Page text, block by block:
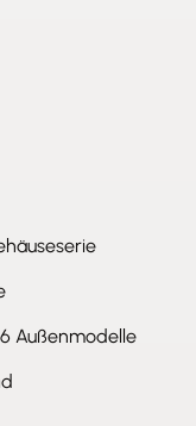
Außenmodelle